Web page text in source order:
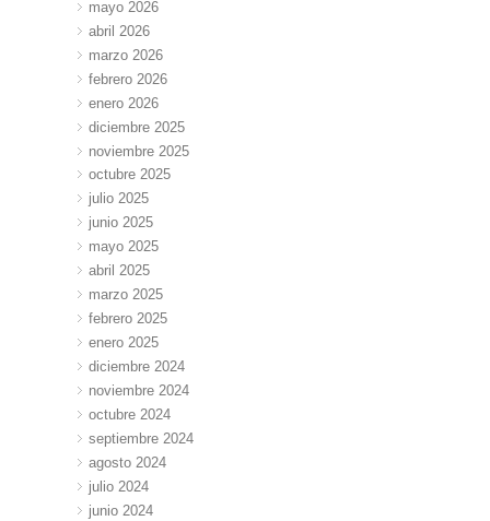
mayo 2026
abril 2026
marzo 2026
febrero 2026
enero 2026
diciembre 2025
noviembre 2025
octubre 2025
julio 2025
junio 2025
mayo 2025
abril 2025
marzo 2025
febrero 2025
enero 2025
diciembre 2024
noviembre 2024
octubre 2024
septiembre 2024
agosto 2024
julio 2024
junio 2024